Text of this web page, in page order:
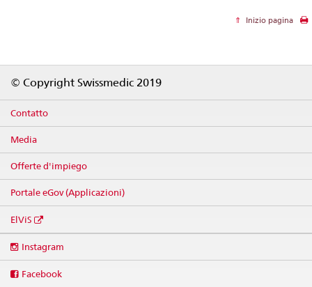
Inizio pagina
© Copyright Swissmedic 2019
Contatto
Media
Offerte d'impiego
Portale eGov (Applicazioni)
ElViS
media
Instagram
Facebook